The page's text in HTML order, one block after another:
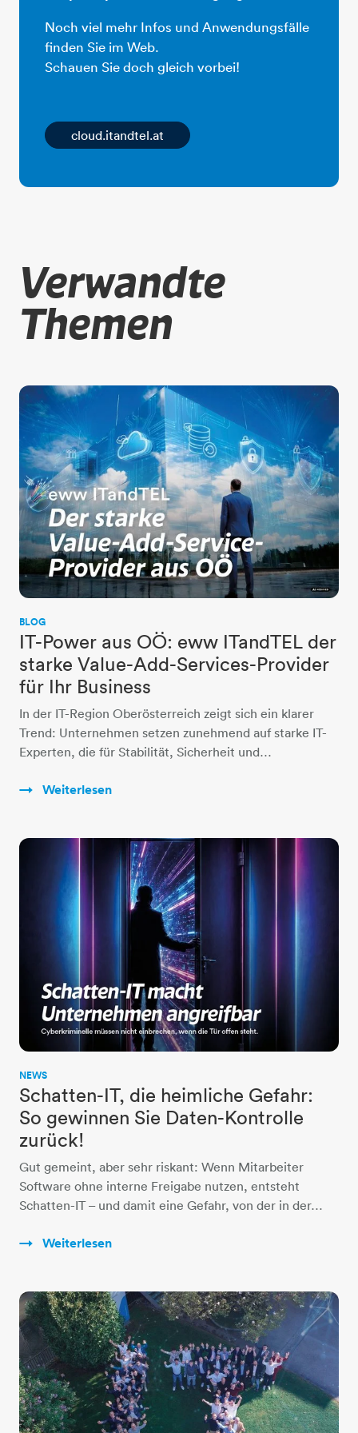
Noch viel mehr Infos und Anwendungsfälle
finden Sie im Web.
​​​​​​​Schauen Sie doch gleich vorbei!
cloud.itandtel.at
Verwandte
Themen
BLOG
IT-Power aus OÖ: eww ITandTEL der
starke Value-Add-Services-Provider
für Ihr Business
In der IT-Region Oberösterreich zeigt sich ein klarer
Trend: Unternehmen setzen zunehmend auf starke IT-
Experten, die für Stabilität, Sicherheit und…
Weiterlesen
NEWS
Schatten-IT, die heimliche Gefahr:
So gewinnen Sie Daten-Kontrolle
zurück!
Gut gemeint, aber sehr riskant: Wenn Mitarbeiter
Software ohne interne Freigabe nutzen, entsteht
Schatten-IT – und damit eine Gefahr, von der in der…
Weiterlesen